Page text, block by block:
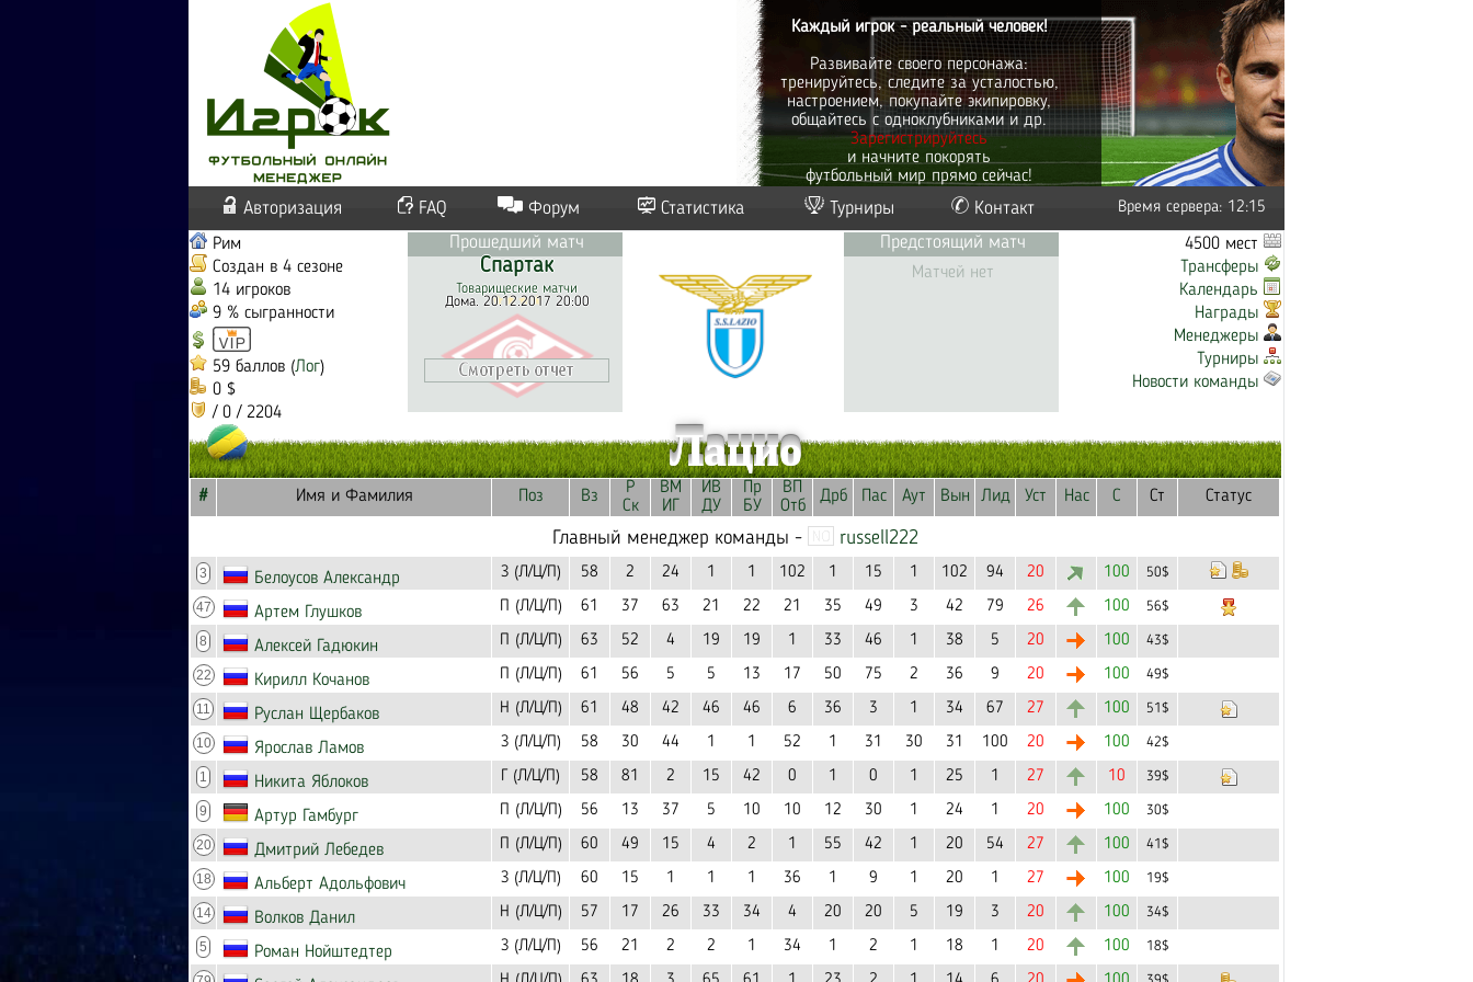
Каждый игрок - реальный человек!
Развивайте своего персонажа:
тренируйтесь, следите за усталостью,
настроением, покупайте экипировку,
общайтесь с одноклубниками и др.
Зарегистрируйтесь
и начните покорять
футбольный мир прямо сейчас!
Авторизация FAQ Форум Статистика Турниры Контакт Время сервера: 12:15
Рим
Создан в 4 сезоне
14 игроков
9 % сыгранности
59 баллов (Лог)
0 $
/ 0 / 2204
Прошедший матч
Спартак
Товарищеские матчи
Дома. 20.12.2017 20:00
Предстоящий матч
Матчей нет
4500 мест
Трансферы
Календарь
Награды
Менеджеры
Турниры
Новости команды
Лацио
# Имя и Фамилия Поз Вз
Р
Ск
ВМ
ИГ
ИВ
ДУ
Пр
БУ
ВП
Отб
Дрб Пас Аут Вын Лид Уст Нас С Ст Статус
Главный менеджер команды - russell222
3 Белоусов Александр З (Л/Ц/П) 58 2 24 1 1 102 1 15 1 102 94 20 100 50$
47 Артем Глушков П (Л/Ц/П) 61 37 63 21 22 21 35 49 3 42 79 26 100 56$
8 Алексей Гадюкин П (Л/Ц/П) 63 52 4 19 19 1 33 46 1 38 5 20 100 43$
22 Кирилл Кочанов П (Л/Ц/П) 61 56 5 5 13 17 50 75 2 36 9 20 100 49$
11 Руслан Щербаков Н (Л/Ц/П) 61 48 42 46 46 6 36 3 1 34 67 27 100 51$
10 Ярослав Ламов З (Л/Ц/П) 58 30 44 1 1 52 1 31 30 31 100 20 100 42$
1 Никита Яблоков Г (Л/Ц/П) 58 81 2 15 42 0 1 0 1 25 1 27 10 39$
9 Артур Гамбург П (Л/Ц/П) 56 13 37 5 10 10 12 30 1 24 1 20 100 30$
20 Дмитрий Лебедев П (Л/Ц/П) 60 49 15 4 2 1 55 42 1 20 54 27 100 41$
18 Альберт Адольфович З (Л/Ц/П) 60 15 1 1 1 36 1 9 1 20 1 27 100 19$
14 Волков Данил Н (Л/Ц/П) 57 17 26 33 34 4 20 20 5 19 3 20 100 34$
5 Роман Нойштедтер З (Л/Ц/П) 56 21 2 2 1 34 1 2 1 18 1 20 100 18$